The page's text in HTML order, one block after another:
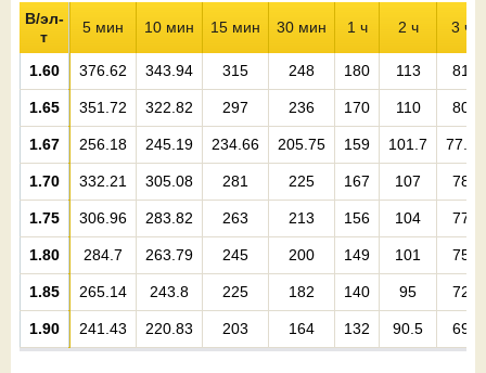
В/эл-
т
5 мин 10 мин 15 мин 30 мин 1 ч 2 ч 3 ч
1.60 376.62 343.94 315 248 180 113 81
1.65 351.72 322.82 297 236 170 110 80
1.67 256.18 245.19 234.66 205.75 159 101.7 77.2
1.70 332.21 305.08 281 225 167 107 78
1.75 306.96 283.82 263 213 156 104 77
1.80 284.7 263.79 245 200 149 101 75
1.85 265.14 243.8 225 182 140 95 72
1.90 241.43 220.83 203 164 132 90.5 69